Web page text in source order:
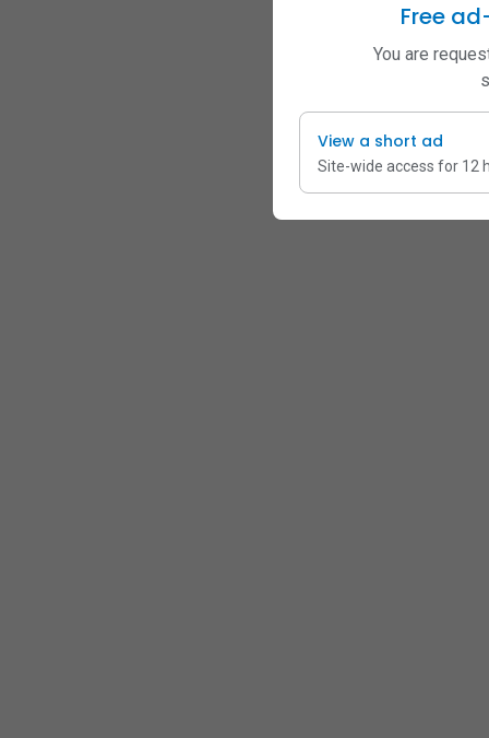
Free
You are
View a short ad
Site-wide access for 12